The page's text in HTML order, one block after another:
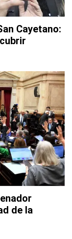
Cayetano:
de la